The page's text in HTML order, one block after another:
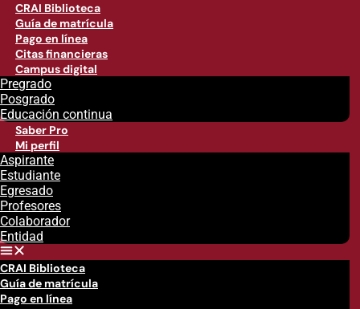
CRAI Biblioteca
Guía de matrícula
Pago en línea
Citas financieras
Campus digital
Pregrado
Posgrado
Educación continua
Saber Pro
Mi perfil
Aspirante
Estudiante
Egresado
Profesores
Colaborador
Entidad
CRAI Biblioteca
Guía de matrícula
Pago en línea